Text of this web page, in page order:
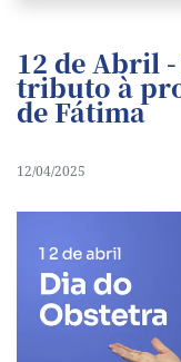
12 de Abril
tributo à
de Fátima
12/04/2025